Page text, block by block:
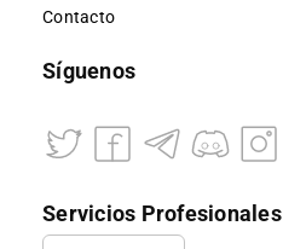
Contacto
Síguenos
Servicios Profesionales